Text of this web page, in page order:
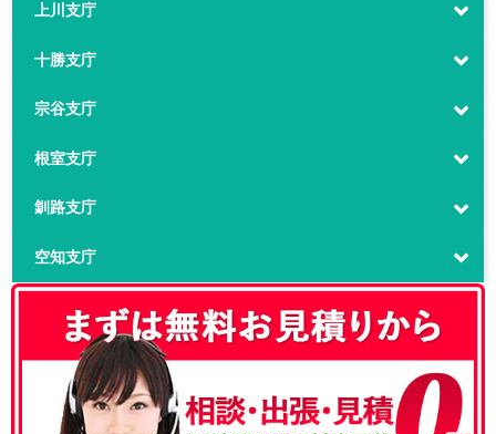
上川支庁
十勝支庁
宗谷支庁
根室支庁
釧路支庁
空知支庁